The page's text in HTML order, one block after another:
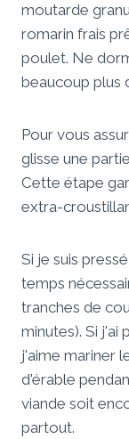
moutarde
romarin frais
poulet. Ne
beaucoup plus
Pour vous
glisse une
Cette étape
extra-
Si je suis
temps
tranches de
minutes). Si j'ai
j'aime mariner
d'érable
viande soit
partout.